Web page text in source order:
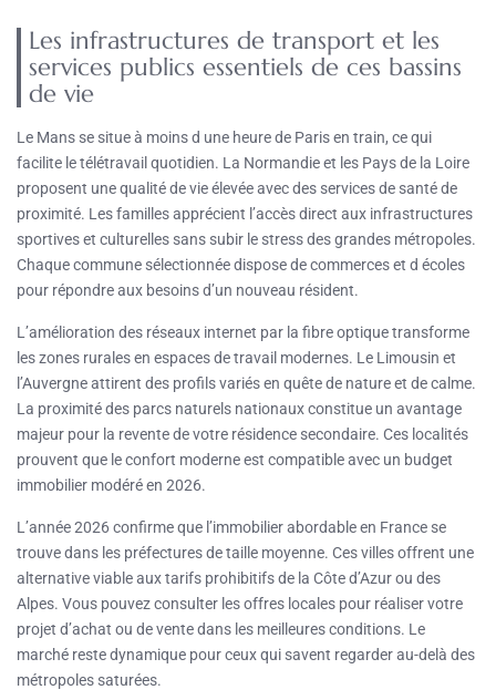
Les infrastructures de transport et les
services publics essentiels de ces bassins
de vie
Le Mans se situe à moins d une heure de Paris en train, ce qui
facilite le télétravail quotidien. La Normandie et les Pays de la Loire
proposent une qualité de vie élevée avec des services de santé de
proximité. Les familles apprécient l’accès direct aux infrastructures
sportives et culturelles sans subir le stress des grandes métropoles.
Chaque commune sélectionnée dispose de commerces et d écoles
pour répondre aux besoins d’un nouveau résident.
L’amélioration des réseaux internet par la fibre optique transforme
les zones rurales en espaces de travail modernes. Le Limousin et
l’Auvergne attirent des profils variés en quête de nature et de calme.
La proximité des parcs naturels nationaux constitue un avantage
majeur pour la revente de votre résidence secondaire. Ces localités
prouvent que le confort moderne est compatible avec un budget
immobilier modéré en 2026.
L’année 2026 confirme que l’immobilier abordable en France se
trouve dans les préfectures de taille moyenne. Ces villes offrent une
alternative viable aux tarifs prohibitifs de la Côte d’Azur ou des
Alpes. Vous pouvez consulter les offres locales pour réaliser votre
projet d’achat ou de vente dans les meilleures conditions. Le
marché reste dynamique pour ceux qui savent regarder au-delà des
métropoles saturées.